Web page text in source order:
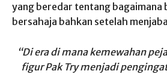
yang beredar tentang bagaimana
bersahaja bahkan setelah
“Di era di mana kemewahan
figur Pak Try menjadi